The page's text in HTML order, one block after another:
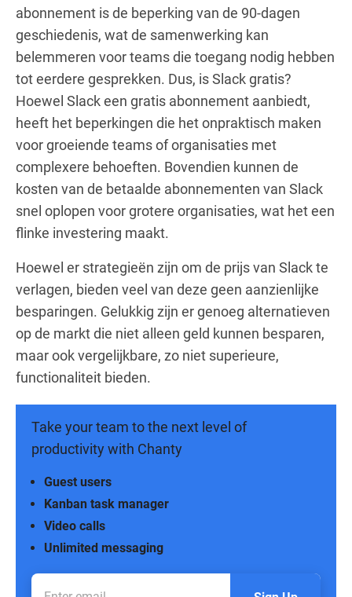
abonnement is de beperking van de 90-dagen
geschiedenis, wat de samenwerking kan
belemmeren voor teams die toegang nodig hebben
tot eerdere gesprekken. Dus, is Slack gratis?
Hoewel Slack een gratis abonnement aanbiedt,
heeft het beperkingen die het onpraktisch maken
voor groeiende teams of organisaties met
complexere behoeften. Bovendien kunnen de
kosten van de betaalde abonnementen van Slack
snel oplopen voor grotere organisaties, wat het een
flinke investering maakt.
Hoewel er strategieën zijn om de prijs van Slack te
verlagen, bieden veel van deze geen aanzienlijke
besparingen. Gelukkig zijn er genoeg alternatieven
op de markt die niet alleen geld kunnen besparen,
maar ook vergelijkbare, zo niet superieure,
functionaliteit bieden.
Take your team to the next level of
productivity with Chanty
Unlimited messaging
Video calls
Kanban task manager
Guest users